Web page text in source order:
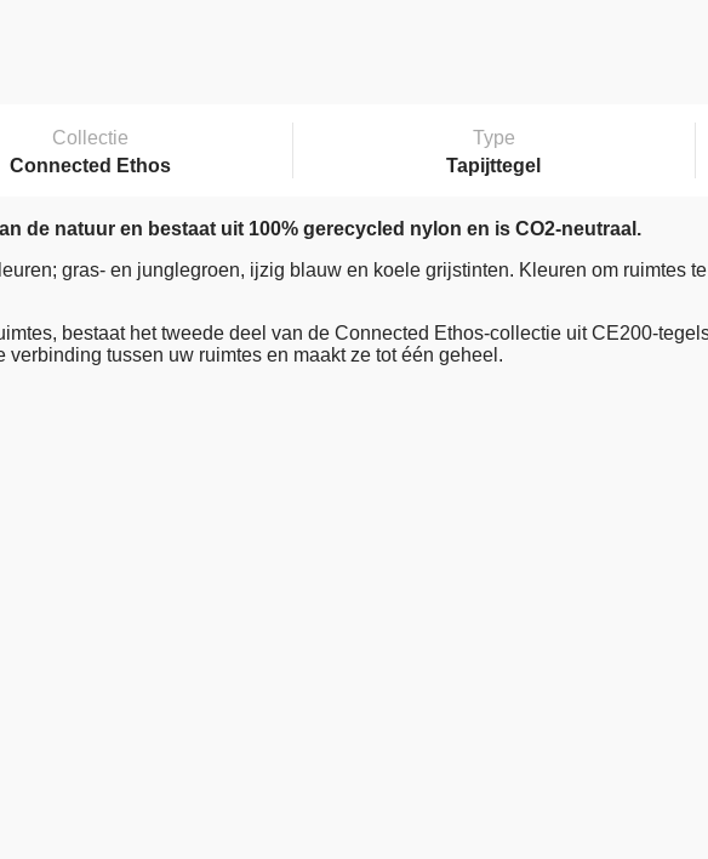
Collectie
Connected Ethos
Type
Tapijttegel
de natuur en bestaat uit 100% gerecycled nylon en is CO2-neutraal.
gras- en junglegroen, ijzig blauw en koele grijstinten. Kleuren om ruimtes
bestaat het tweede deel van de Connected Ethos-collectie uit CE200-
verbinding tussen uw ruimtes en maakt ze tot één geheel.